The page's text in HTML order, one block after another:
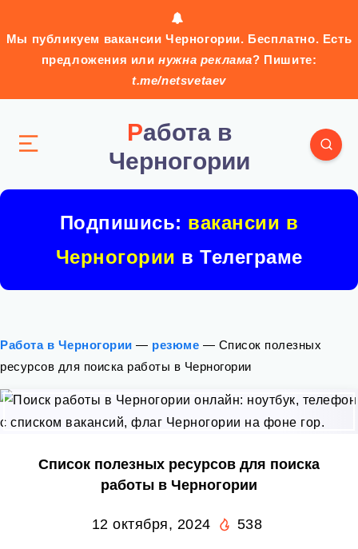
Мы публикуем вакансии Черногории. Бесплатно. Есть
предложения илинужна реклама? Пишите:
t.me/netsvetaev
Работа в
Черногории
Подпишись: вакансии в
Черногории в Телеграме
Работа в Черногории — резюме — Список полезных
ресурсов для поиска работы в Черногории
Список полезных ресурсов для поиска
работы в Черногории
12 октября, 2024 538